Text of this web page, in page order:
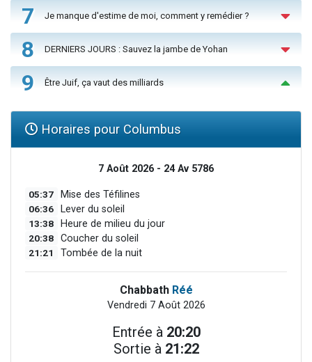
7 Je manque d'estime de moi, comment y remédier ?
8 DERNIERS JOURS : Sauvez la jambe de Yohan
9 Être Juif, ça vaut des milliards
Horaires pour Columbus
7 Août 2026 - 24 Av 5786
05:37 Mise des Téfilines
06:36 Lever du soleil
13:38 Heure de milieu du jour
20:38 Coucher du soleil
21:21 Tombée de la nuit
Chabbath Réé
Vendredi 7 Août 2026
Entrée à 20:20
Sortie à 21:22